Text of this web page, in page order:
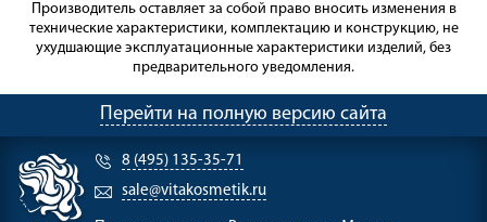
Производитель оставляет за собой право вносить изменения в
технические характеристики, комплектацию и конструкцию, не
ухудшающие эксплуатационные характеристики изделий, без
предварительного уведомления.
Перейти на полную версию сайта
8 (495) 135-35-71
sale@vitakosmetik.ru